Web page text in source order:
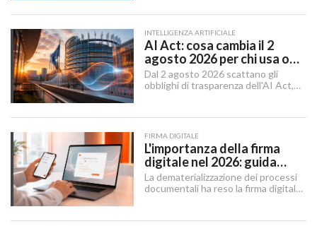
"Quale modello dobbiamo usare?".
INTELLIGENZA ARTIFICIALE
AI Act: cosa cambia il 2
agosto 2026 per chi usa o
integra l'AI
Dal 2 agosto 2026 scattano gli
obblighi di trasparenza dell'AI Act,
rinviato quelli sui sistemi ad alto
FIRMA DIGITALE
L'importanza della firma
digitale nel 2026: guida
completa per aziende e
professionisti
La dematerializzazione dei processi
documentali ha reso la firma digitale